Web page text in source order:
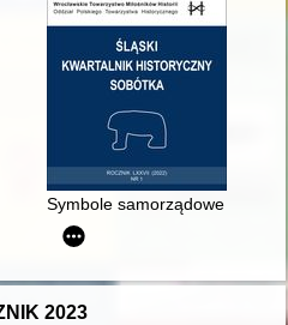
w 1936 r. na łamach
Symbole samorządowe Białej
: Oddział Muzeum Narodowego
2023